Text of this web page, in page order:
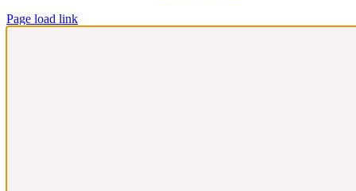
Page load link
Ga